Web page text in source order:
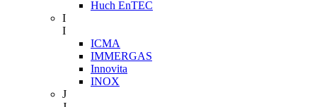
Huch EnTEC
I
I
ICMA
IMMERGAS
Innovita
INOX
J